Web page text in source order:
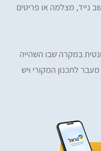
נייד, מצלמה או פריטים
במקרה שבו השהייה
לתכנון המקורי ויש